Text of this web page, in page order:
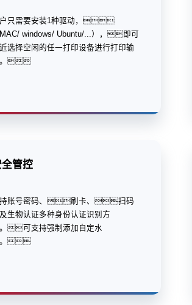
只需要安装1种驱动，
MAC/ windows/ Ubuntu/...），即可
选择空闲的任一打印设备进行打印输
。
全管控
账号密码、刷卡、扫码
生物认证多种身份认证识别方
可支持强制添加自定水
。